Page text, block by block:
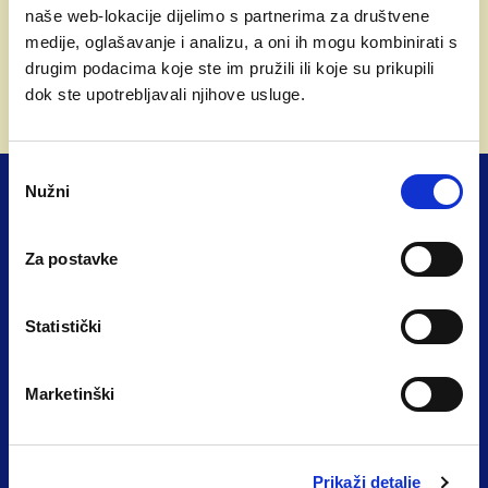
naše web-lokacije dijelimo s partnerima za društvene
medije, oglašavanje i analizu, a oni ih mogu kombinirati s
drugim podacima koje ste im pružili ili koje su prikupili
dok ste upotrebljavali njihove usluge.
pristanka
Nužni
Za postavke
Statistički
Marketinški
Prikaži detalje
Kako je British International School of Zagreb
postala primjer obrazovne izvrsnosti i dom
učenicima iz više od 80 zemalja, otkriva njen
direktorTino Sven Časl
još uvijek bori s birokracijom, kurikularnim
postoji primjer koji pokazuje da može drugačije.
British International School of Zagreb (BISZ),
obrazovnim programom i internatom, već
fondacija ili država. Već obitelj Časl sa svojom
Razgovaramo s direktorom škole Tinom Svenom